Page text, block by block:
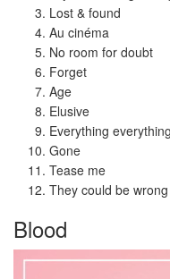
Lost & found
Au cinéma
No room for doubt
Forget
Age
Elusive
Everything everything
Gone
Tease me
They could be wrong
Blood